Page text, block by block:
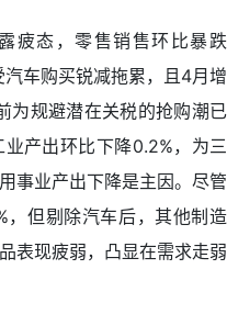
疲态，零售销售环比暴跌
车购买锐减拖累，且4月增
为规避潜在关税的抢购潮已
产出环比下降0.2%，为三
事业产出下降是主因。尽管
，但剔除汽车后，其他制造
表现疲弱，凸显在需求走弱